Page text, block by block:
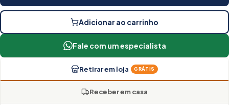
Adicionar ao carrinho
Fale com um especialista
Retirar em loja GRÁTIS
Receber em casa